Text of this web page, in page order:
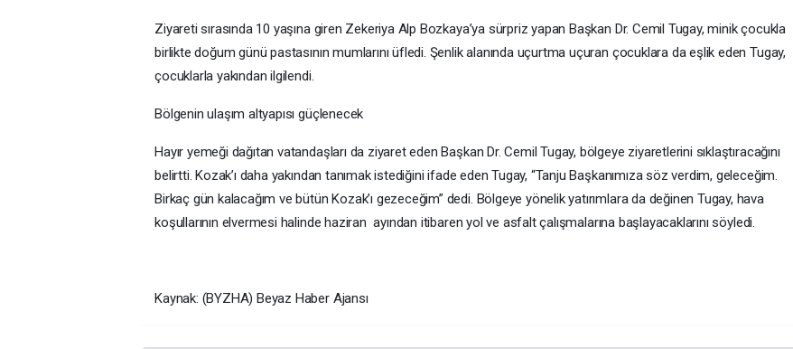
Ziyareti sırasında 10 yaşına giren Zekeriya Alp Bozkaya’ya sürpriz yapan Başkan Dr. Cemil Tugay, minik çocukla
birlikte doğum günü pastasının mumlarını üfledi. Şenlik alanında uçurtma uçuran çocuklara da eşlik eden Tugay,
çocuklarla yakından ilgilendi.
Bölgenin ulaşım altyapısı güçlenecek
Hayır yemeği dağıtan vatandaşları da ziyaret eden Başkan Dr. Cemil Tugay, bölgeye ziyaretlerini sıklaştıracağını
belirtti. Kozak’ı daha yakından tanımak istediğini ifade eden Tugay, “Tanju Başkanımıza söz verdim, geleceğim.
Birkaç gün kalacağım ve bütün Kozak’ı gezeceğim” dedi. Bölgeye yönelik yatırımlara da değinen Tugay, hava
koşullarının elvermesi halinde haziran ayından itibaren yol ve asfalt çalışmalarına başlayacaklarını söyledi.
Kaynak: (BYZHA) Beyaz Haber Ajansı